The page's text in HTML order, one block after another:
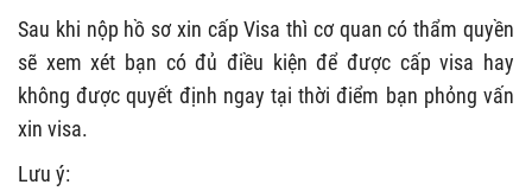
Sau khi nộp hồ sơ xin cấp Visa thì cơ quan có thẩm quyền
sẽ xem xét bạn có đủ điều kiện để được cấp visa hay
không được quyết định ngay tại thời điểm bạn phỏng vấn
xin visa.
Lưu ý: